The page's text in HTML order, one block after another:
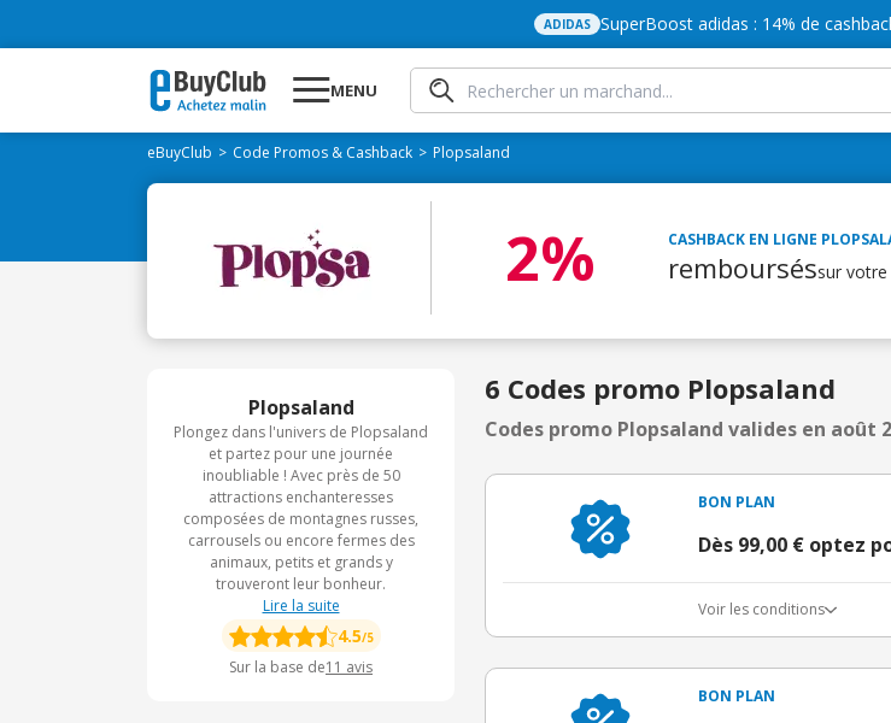
ADIDAS SuperBoost adidas : 14% de
MENU
eBuyClub Code Promos & Cashback Plopsaland
2% CASHBACK EN LIGNE
rembourséssur
Plopsaland
Plongez dans l'univers de Plopsaland
et partez pour une journée
inoubliable ! Avec près de 50
attractions enchanteresses
composées de montagnes russes,
carrousels ou encore fermes des
animaux, petits et grands y
trouveront leur bonheur.
Lire la suite
4.5/5
Sur la base de11 avis
6 Codes promo Plopsaland
Codes promo Plopsaland valides en août
BON PLAN
Dès 99,00 € optez
Voir les conditions
BON PLAN